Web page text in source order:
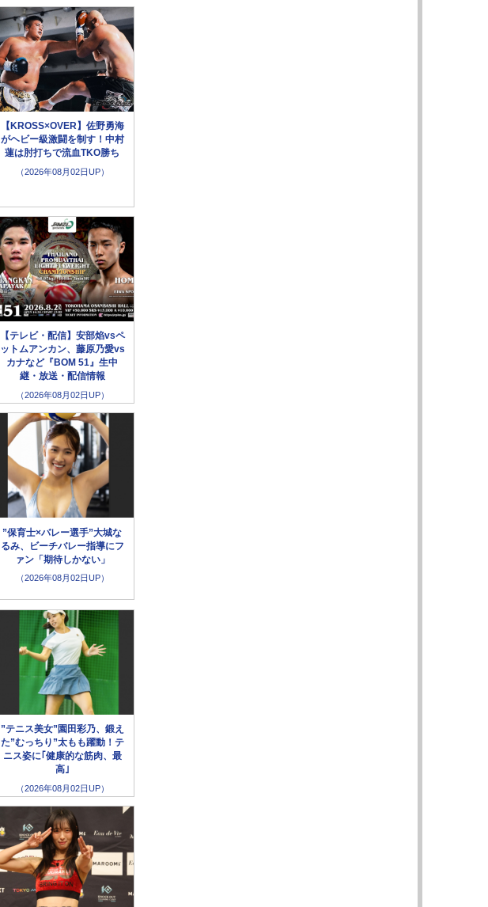
【KROSS×OVER】佐野勇海
がヘビー級激闘を制す！中村
蓮は肘打ちで流血TKO勝ち
（2026年08月02日UP）
【テレビ・配信】安部焰vsペ
ットムアンカン、藤原乃愛vs
カナなど『BOM 51』生中
継・放送・配信情報
（2026年08月02日UP）
”保育士×バレー選手”大城な
るみ、ビーチバレー指導にフ
ァン「期待しかない」
（2026年08月02日UP）
”テニス美女”園田彩乃、鍛え
た”むっちり”太もも躍動！テ
ニス姿に｢健康的な筋肉、最
高｣
（2026年08月02日UP）